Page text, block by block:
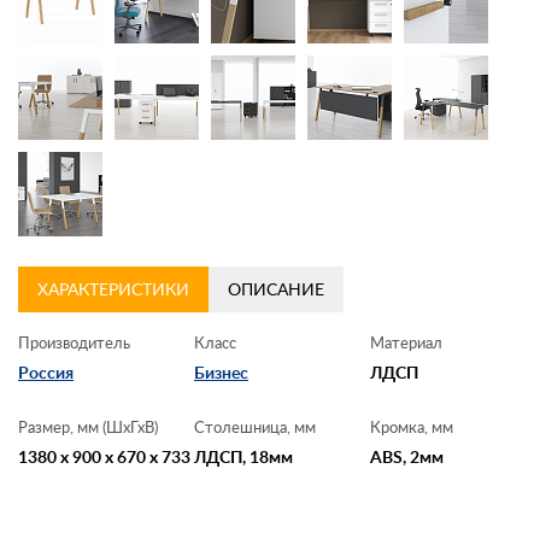
ХАРАКТЕРИСТИКИ ОПИСАНИЕ
Производитель
Россия
Класс
Бизнес
Материал
ЛДСП
Размер, мм (ШхГхВ)
1380 x 900 x 670 x 733
Столешница, мм
ЛДСП, 18мм
Кромка, мм
ABS, 2мм